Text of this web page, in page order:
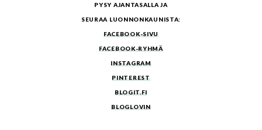
PYSY AJANTASALLA JA
SEURAA LUONNONKAUNISTA:
FACEBOOK-SIVU
FACEBOOK-RYHMÄ
INSTAGRAM
PINTEREST
BLOGIT.FI
BLOGLOVIN